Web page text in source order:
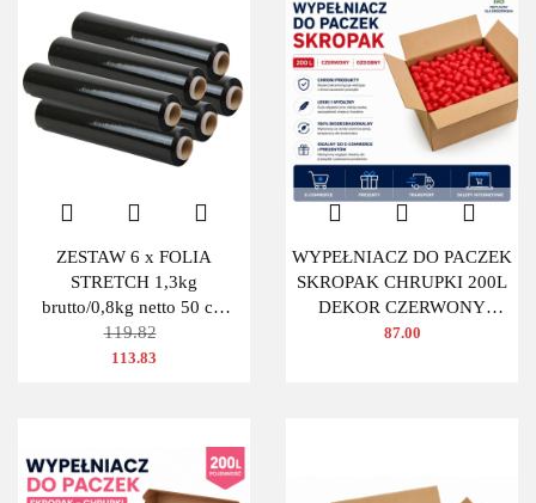
ZESTAW 6 x FOLIA
STRETCH 1,3kg
brutto/0,8kg netto 50 cm
CZARNA
119.82
113.83
WYPEŁNIACZ DO PACZEK
SKROPAK CHRUPKI 200L
DEKOR CZERWONY
OWAL
87.00